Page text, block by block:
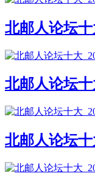
北邮人论坛十
北邮人论坛十
北邮人论坛十